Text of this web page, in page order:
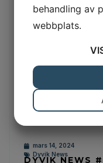
mars 14, 2024
Dyvik News
DYVIK NEWS
behandling av
webbplats.